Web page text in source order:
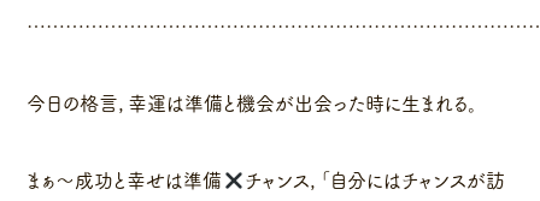
今日の格言，幸運は準備と機会が出会った時に生まれる。
まぁ〜成功と幸せは準備
チャンス，「自分にはチャンスが訪